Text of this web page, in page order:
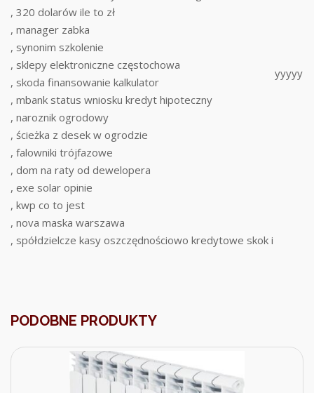
, 320 dolarów ile to zł
, manager zabka
, synonim szkolenie
, sklepy elektroniczne częstochowa
, skoda finansowanie kalkulator
, mbank status wniosku kredyt hipoteczny
, naroznik ogrodowy
, ścieżka z desek w ogrodzie
, falowniki trójfazowe
, dom na raty od dewelopera
, exe solar opinie
, kwp co to jest
, nova maska warszawa
, spółdzielcze kasy oszczędnościowo kredytowe skok i
yyyyy
PODOBNE PRODUKTY